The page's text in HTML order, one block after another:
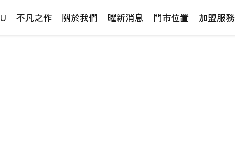
不凡之作 關於我們 曜新消息 門市位置 加盟服務